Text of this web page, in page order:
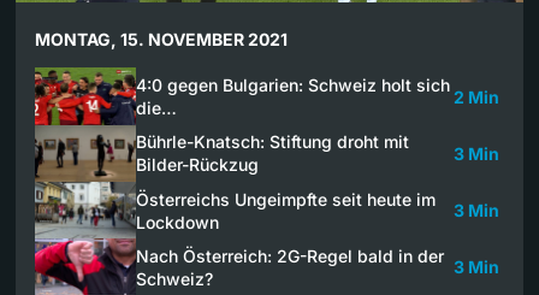
MONTAG, 15. NOVEMBER 2021
4:0 gegen Bulgarien: Schweiz holt sich
die…
2 Min
Bührle-Knatsch: Stiftung droht mit
Bilder-Rückzug
3 Min
Österreichs Ungeimpfte seit heute im
Lockdown
3 Min
Nach Österreich: 2G-Regel bald in der
Schweiz?
3 Min